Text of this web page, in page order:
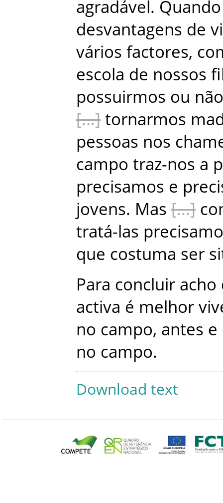
agradável. Quando
desvantagens de
vários factores,
escola de nossos
possuirmos ou não
tornarmos
pessoas nos
campo traz-nos a
precisamos e
jovens. Mas
tratá-las
que costuma ser
Para concluir acho
activa é melhor
no campo, antes e
no campo.
Download text